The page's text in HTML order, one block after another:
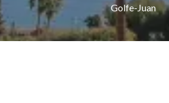
Golfe-Juan